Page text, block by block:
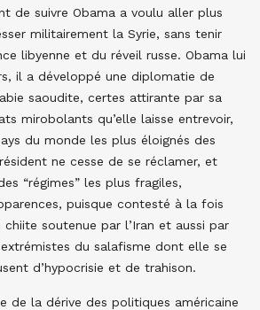
de suivre Obama a voulu aller plus
militairement la Syrie, sans tenir
libyenne et du réveil russe. Obama lui
il a développé une diplomatie de
saoudite, certes attirante par sa
mirobolants qu’elle laisse entrevoir,
du monde les plus éloignés des
ne cesse de se réclamer, et
“régimes” les plus fragiles,
puisque contesté à la fois
soutenue par l’Iran et aussi par
du salafisme dont elle se
d’hypocrisie et de trahison.
de la dérive des politiques américaine